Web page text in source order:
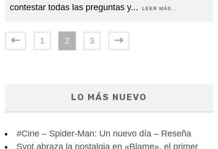
contestar todas las preguntas y... LEER MÁS...
1 2 3
LO MÁS NUEVO
#Cine – Spider-Man: Un nuevo día – Reseña
Syot abraza la nostalgia en «Blame», el primer